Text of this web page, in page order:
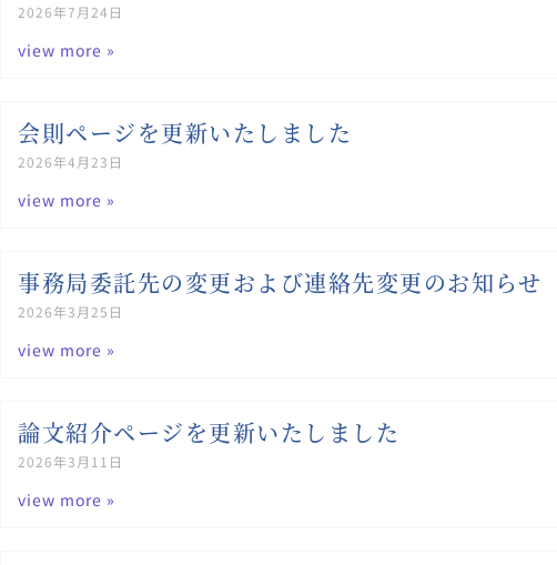
2026年7月24日
view more »
会則ページを更新いたしました
2026年4月23日
view more »
事務局委託先の変更および連絡先変更のお知らせ
2026年3月25日
view more »
論文紹介ページを更新いたしました
2026年3月11日
view more »